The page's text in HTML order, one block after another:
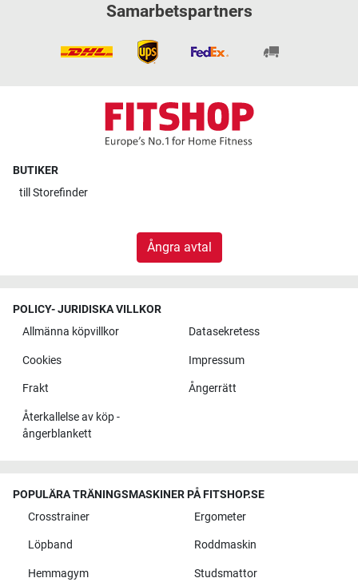
Samarbetspartners
BUTIKER
till Storefinder
Ångra avtal
POLICY- JURIDISKA VILLKOR
Allmänna köpvillkor
Datasekretess
Cookies Impressum
Frakt Ångerrätt
Återkallelse av köp -
ångerblankett
POPULÄRA TRÄNINGSMASKINER PÅ FITSHOP.SE
Crosstrainer
Ergometer
Löpband Roddmaskin
Hemmagym Studsmattor